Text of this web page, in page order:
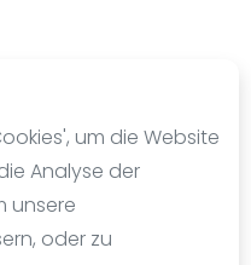
um die Website
Analyse der
unsere
oder zu